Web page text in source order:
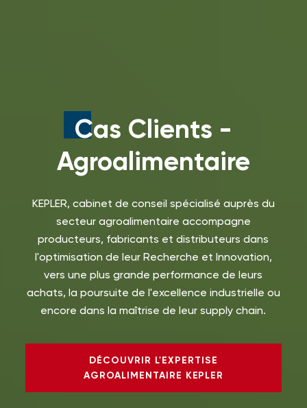
Cas Clients -
Agroalimentaire
KEPLER, cabinet de conseil spécialisé auprès du
secteur agroalimentaire accompagne
producteurs, fabricants et distributeurs dans
l'optimisation de leur Recherche et Innovation,
vers une plus grande performance de leurs
achats, la poursuite de l'excellence industrielle ou
encore dans la maîtrise de leur supply chain.
DÉCOUVRIR L'EXPERTISE
AGROALIMENTAIRE KEPLER